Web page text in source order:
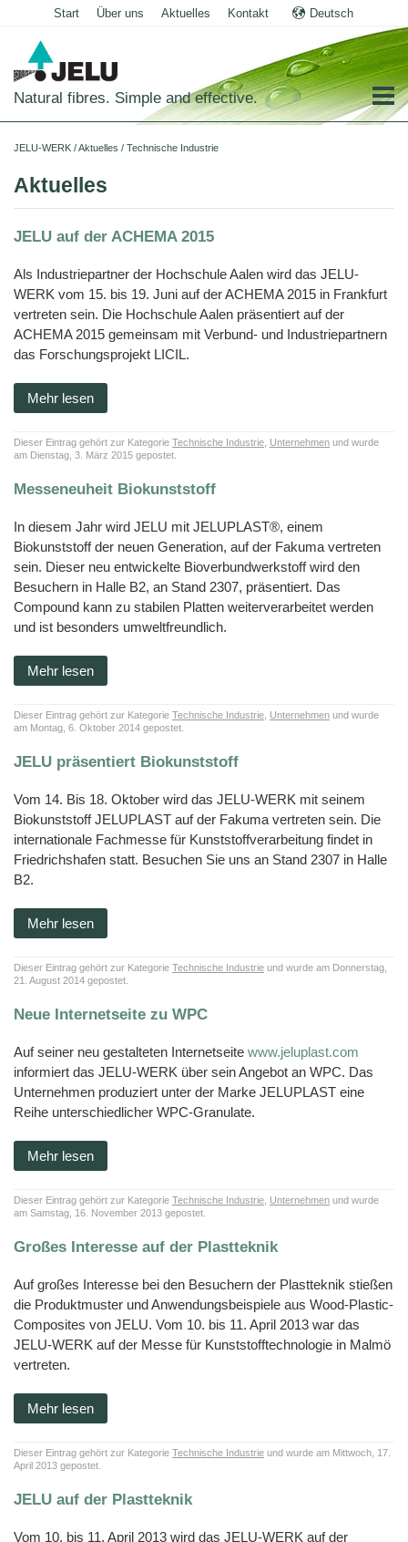
Start Über uns Aktuelles
Kontakt
English
Deutsch
Natural fibres. Simple and effective.
Lebensmittel
Übersicht
Anwendungen
Getreideprodukte
Fleisch
und
Teigwaren
Tiefkühlprodukte
Instantprodukte
Produkte
PF
–
Cellulose
JELUCEL®
BF
JELUCEL®
Weizenfaser
OF
–
Haferfaser
Haus- und Nutztiere
Anwendungen
Futtermittel
Schweine
Geflügel
Pferde
Heimtiernahrung
Katzenstreu
Kleintiere
Geflügelzucht
Produkte
Futtermittel
und
JELUVET®
Lignocellulose
Tiereinstreu
COSYPET®
JELUDRY®
Anwendungen
Bauchemie
und
Putz
Filterhilfsmittel
Plastic-
Composite
Reinigungsmittel
Samenherstellung
Schweißelektroden
Wanddekoration
Produkte
Cellulose
T1
JELUCEL
JELUCEL
JELUXYL
JELUXYL
JELUXYL
WEHO
Sonstige
Über uns
Unternehmensgeschichte
Karriere
Herstellung
Vertriebspartner
Anfahrt
Impressum
Datenschutzerklärung
Shop
JELU-WERK /Aktuelles / Technische Industrie
Aktuelles
JELU auf der ACHEMA 2015
Als Industriepartner der Hochschule Aalen wird das JELU-
WERK vom 15. bis 19. Juni auf der ACHEMA 2015 in Frankfurt
vertreten sein. Die Hochschule Aalen präsentiert auf der
ACHEMA 2015 gemeinsam mit Verbund- und Industriepartnern
das Forschungsprojekt LICIL.
Mehr lesen
Dieser Eintrag gehört zur Kategorie Technische Industrie Unternehmen und wurde
am Dienstag, 3. März 2015 gepostet.
Messeneuheit Biokunststoff
In diesem Jahr wird JELU mit JELUPLAST®, einem
Biokunststoff der neuen Generation, auf der Fakuma vertreten
sein. Dieser neu entwickelte Bioverbundwerkstoff wird den
Besuchern in Halle B2, an Stand 2307, präsentiert. Das
Compound kann zu stabilen Platten weiterverarbeitet werden
und ist besonders umweltfreundlich.
Mehr lesen
Dieser Eintrag gehört zur Kategorie Technische Industrie Unternehmen und wurde
am Montag, 6. Oktober 2014 gepostet.
JELU präsentiert Biokunststoff
Vom 14. Bis 18. Oktober wird das JELU-WERK mit seinem
Biokunststoff JELUPLAST auf der Fakuma vertreten sein. Die
internationale Fachmesse für Kunststoffverarbeitung findet in
Friedrichshafen statt. Besuchen Sie uns an Stand 2307 in Halle
B2.
Mehr lesen
Dieser Eintrag gehört zur Kategorie Technische Industrie und wurde am Donnerstag,
21. August 2014 gepostet.
Neue Internetseite zu WPC
Auf seiner neu gestalteten Internetseite www.jeluplast.com
informiert das JELU-WERK über sein Angebot an WPC. Das
Unternehmen produziert unter der Marke JELUPLAST eine
Reihe unterschiedlicher WPC-Granulate.
Mehr lesen
Dieser Eintrag gehört zur Kategorie Technische Industrie Unternehmen und wurde
am Samstag, 16. November 2013 gepostet.
Großes Interesse auf der Plastteknik
Auf großes Interesse bei den Besuchern der Plastteknik stießen
die Produktmuster und Anwendungsbeispiele aus Wood-Plastic-
Composites von JELU. Vom 10. bis 11. April 2013 war das
JELU-WERK auf der Messe für Kunststofftechnologie in Malmö
vertreten.
Mehr lesen
Dieser Eintrag gehört zur Kategorie Technische Industrie und wurde am Mittwoch, 17.
April 2013 gepostet.
JELU auf der Plastteknik
Vom 10. bis 11. April 2013 wird das JELU-WERK auf der